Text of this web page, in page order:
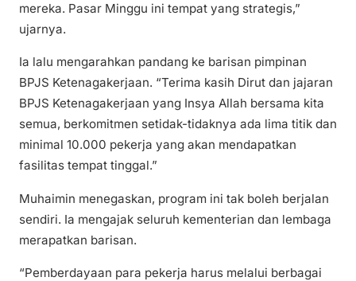
mereka. Pasar Minggu ini tempat yang strategis,”
ujarnya.
Ia lalu mengarahkan pandang ke barisan pimpinan
BPJS Ketenagakerjaan. “Terima kasih Dirut dan jajaran
BPJS Ketenagakerjaan yang Insya Allah bersama kita
semua, berkomitmen setidak-tidaknya ada lima titik dan
minimal 10.000 pekerja yang akan mendapatkan
fasilitas tempat tinggal.”
Muhaimin menegaskan, program ini tak boleh berjalan
sendiri. Ia mengajak seluruh kementerian dan lembaga
merapatkan barisan.
“Pemberdayaan para pekerja harus melalui berbagai